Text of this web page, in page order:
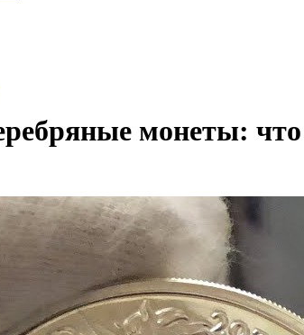
монеты: